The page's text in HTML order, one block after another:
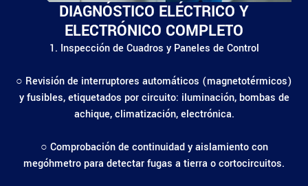
DIAGNÓSTICO ELÉCTRICO Y
ELECTRÓNICO COMPLETO
1. Inspección de Cuadros y Paneles de Control
○ Revisión de interruptores automáticos (magnetotérmicos)
y fusibles, etiquetados por circuito: iluminación, bombas de
achique, climatización, electrónica.
○ Comprobación de continuidad y aislamiento con
megóhmetro para detectar fugas a tierra o cortocircuitos.